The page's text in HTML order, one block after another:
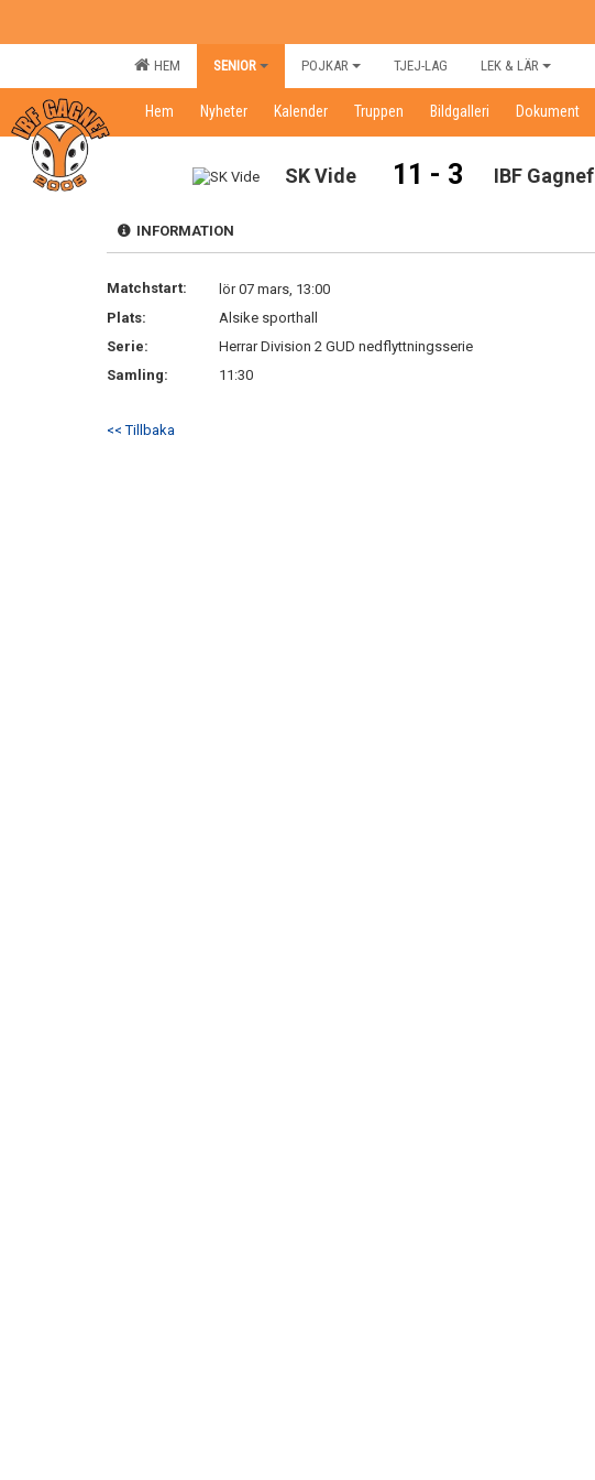
HEM SENIOR POJKAR TJEJ-LAG LEK & LÄR
Hem Nyheter Kalender Truppen Bildgalleri Dokument
SK Vide 11 - 3 IBF Gagnef
INFORMATION
Matchstart:
lör 07 mars, 13:00
Plats:
Alsike sporthall
Serie:
Herrar Division 2 GUD nedflyttningsserie
Samling:
11:30
<< Tillbaka